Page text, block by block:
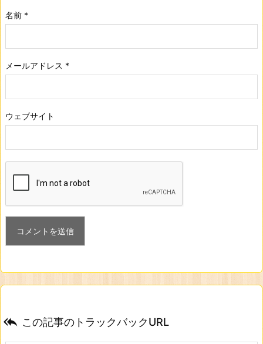
名前 *
メールアドレス *
ウェブサイト
 この記事のトラックバックURL